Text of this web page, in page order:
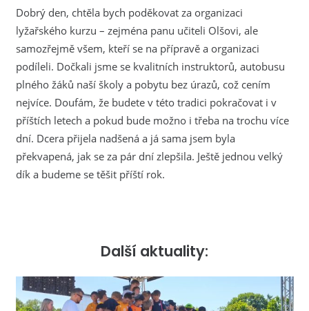
Dobrý den, chtěla bych poděkovat za organizaci
lyžařského kurzu – zejména panu učiteli Olšovi, ale
samozřejmě všem, kteří se na přípravě a organizaci
podíleli. Dočkali jsme se kvalitních instruktorů, autobusu
plného žáků naší školy a pobytu bez úrazů, což cením
nejvíce. Doufám, že budete v této tradici pokračovat i v
příštích letech a pokud bude možno i třeba na trochu více
dní. Dcera přijela nadšená a já sama jsem byla
překvapená, jak se za pár dní zlepšila. Ještě jednou velký
dík a budeme se těšit příští rok.
Další aktuality: